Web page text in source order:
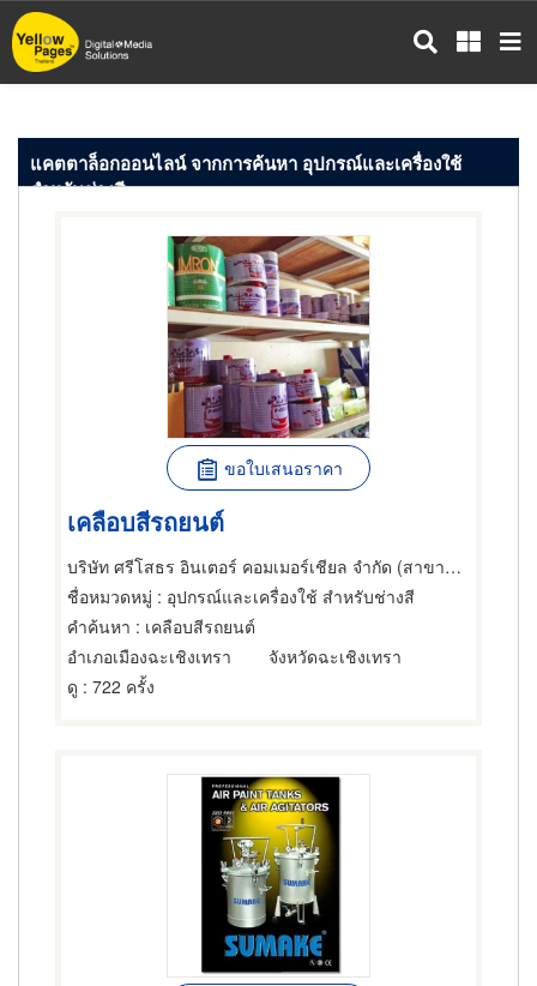
ข้าม
ไป
หลัก
แคตตาล็อกออนไลน์ จากการค้นหา อุปกรณ์และเครื่องใช้
สำหรับช่างสี
ขอใบเสนอราคา
เคลือบสีรถยนต์
บริษัท ศรีโสธร อินเตอร์ คอมเมอร์เชียล จำกัด (สาขาฉะเชิงเทรา)
ชื่อหมวดหมู่ : อุปกรณ์และเครื่องใช้ สำหรับช่างสี
คำค้นหา : เคลือบสีรถยนต์
อำเภอเมืองฉะเชิงเทรา
จังหวัดฉะเชิงเทรา
ดู : 722 ครั้ง